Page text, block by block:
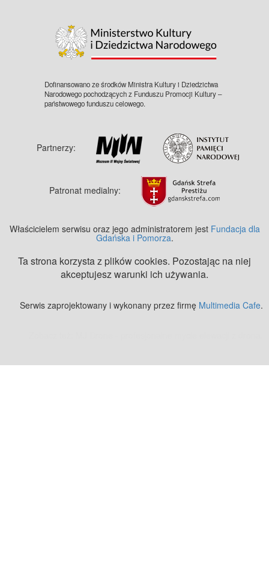
Dofinansowano ze środków Ministra Kultury i Dziedzictwa
Narodowego pochodzących z Funduszu Promocji Kultury –
państwowego funduszu celowego.
Partnerzy:
Patronat medialny:
Właścicielem serwisu oraz jego administratorem jest Fundacja dla
Gdańska i Pomorza.
Ta strona korzysta z plików cookies. Pozostając na niej
akceptujesz warunki ich używania.
Serwis zaprojektowany i wykonany przez firmę Multimedia Cafe.